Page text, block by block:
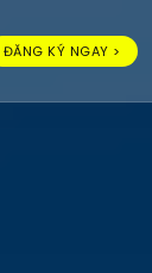
ĐĂNG KÝ NGAY >